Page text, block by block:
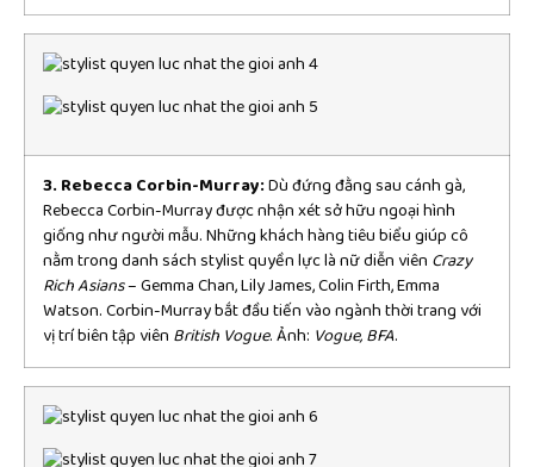
3. Rebecca Corbin-Murray:Dù đứng đằng sau cánh gà,
Rebecca Corbin-Murray được nhận xét sở hữu ngoại hình
giống như người mẫu. Những khách hàng tiêu biểu giúp cô
nằm trong danh sách stylist quyền lực là nữ diễn viên Crazy
Rich Asians– Gemma Chan, Lily James, Colin Firth, Emma
Watson. Corbin-Murray bắt đầu tiến vào ngành thời trang với
vị trí biên tập viên British Vogue. Ảnh: Vogue, BFA.